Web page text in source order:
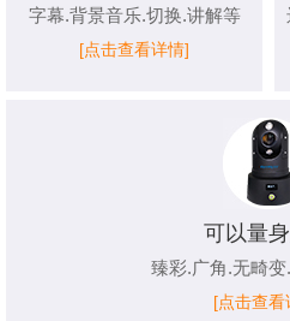
字幕.背景音乐.切换.讲解等
[点击查看详情]
可以量
臻彩.广角.无畸
[点击查看